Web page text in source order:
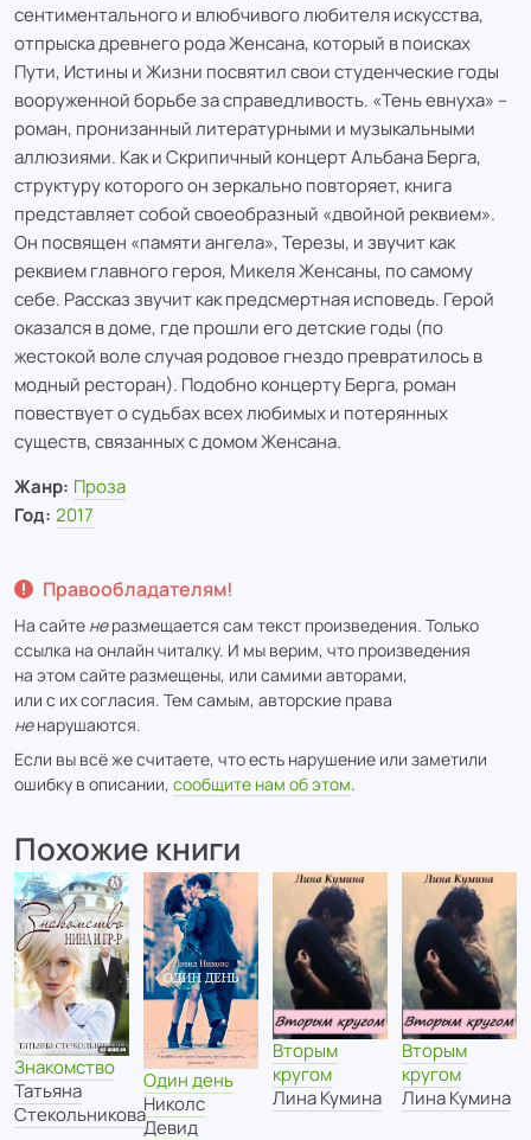
сентиментального и влюбчивого любителя искусства,
отпрыска древнего рода Женсана, который в поисках
Пути, Истины и Жизни посвятил свои студенческие годы
вооруженной борьбе за справедливость. «Тень евнуха» –
роман, пронизанный литературными и музыкальными
аллюзиями. Как и Скрипичный концерт Альбана Берга,
структуру которого он зеркально повторяет, книга
представляет собой своеобразный «двойной реквием».
Он посвящен «памяти ангела», Терезы, и звучит как
реквием главного героя, Микеля Женсаны, по самому
себе. Рассказ звучит как предсмертная исповедь. Герой
оказался в доме, где прошли его детские годы (по
жестокой воле случая родовое гнездо превратилось в
модный ресторан). Подобно концерту Берга, роман
повествует о судьбах всех любимых и потерянных
существ, связанных с домом Женсана.
Жанр: Проза
Год: 2017
Правообладателям!
На сайте неразмещается сам текст произведения. Только
ссылка на онлайн читалку. И мы верим, что произведения
на этом сайте размещены, или самими авторами,
или с их согласия. Тем самым, авторские права
ненарушаются.
Если вы всё же считаете, что есть нарушение или заметили
ошибку в описании, сообщите нам об этом.
Похожие книги
Знакомство
Татьяна
Стекольникова
Один день
Николс
Девид
Вторым
кругом
Лина Кумина
Вторым
кругом
Лина Кумина